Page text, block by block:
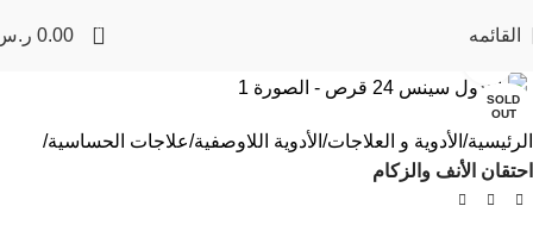
القائمه 0
0.00
SOLD
OUT
الرئيسية الأدوية و العلاجات الأدوية اللاوصفية علاجات الحساسية
احتقان الأنف والزكام